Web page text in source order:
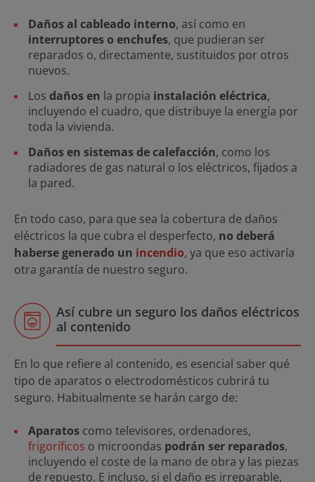
Daños al cableado interno, así como en
interruptores o enchufes, que pudieran ser
reparados o, directamente, sustituidos por otros
nuevos.
Los daños en la propia instalación eléctrica,
incluyendo el cuadro, que distribuye la energía por
toda la vivienda.
Daños en sistemas de calefacción, como los
radiadores de gas natural o los eléctricos, fijados a
la pared.
En todo caso, para que sea la cobertura de daños
eléctricos la que cubra el desperfecto, no deberá
haberse generado un incendio, ya que eso activaría
otra garantía de nuestro seguro.
Así cubre un seguro los daños eléctricos
al contenido
En lo que refiere al contenido, es esencial saber qué
tipo de aparatos o electrodomésticos cubrirá tu
seguro. Habitualmente se harán cargo de:
Aparatos como televisores, ordenadores,
frigoríficos o microondas podrán ser reparados,
incluyendo el coste de la mano de obra y las piezas
de repuesto. E incluso, si el daño es irreparable,